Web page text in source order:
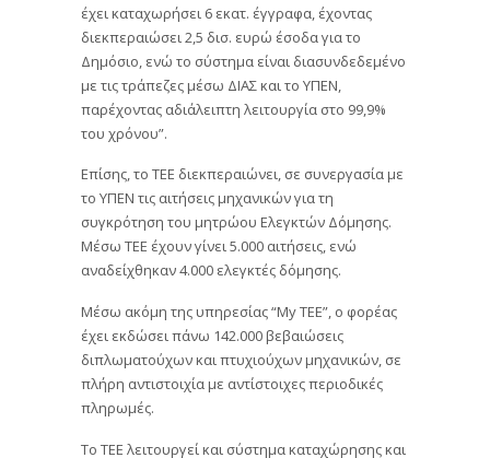
έχει καταχωρήσει 6 εκατ. έγγραφα, έχοντας
διεκπεραιώσει 2,5 δισ. ευρώ έσοδα για το
Δημόσιο, ενώ το σύστημα είναι διασυνδεδεμένο
με τις τράπεζες μέσω ΔΙΑΣ και το ΥΠΕΝ,
παρέχοντας αδιάλειπτη λειτουργία στο 99,9%
του χρόνου”.
Επίσης, το ΤΕΕ διεκπεραιώνει, σε συνεργασία με
το ΥΠΕΝ τις αιτήσεις μηχανικών για τη
συγκρότηση του μητρώου Ελεγκτών Δόμησης.
Μέσω ΤΕΕ έχουν γίνει 5.000 αιτήσεις, ενώ
αναδείχθηκαν 4.000 ελεγκτές δόμησης.
Μέσω ακόμη της υπηρεσίας “My TEE”, ο φορέας
έχει εκδώσει πάνω 142.000 βεβαιώσεις
διπλωματούχων και πτυχιούχων μηχανικών, σε
πλήρη αντιστοιχία με αντίστοιχες περιοδικές
πληρωμές.
Το ΤΕΕ λειτουργεί και σύστημα καταχώρησης και